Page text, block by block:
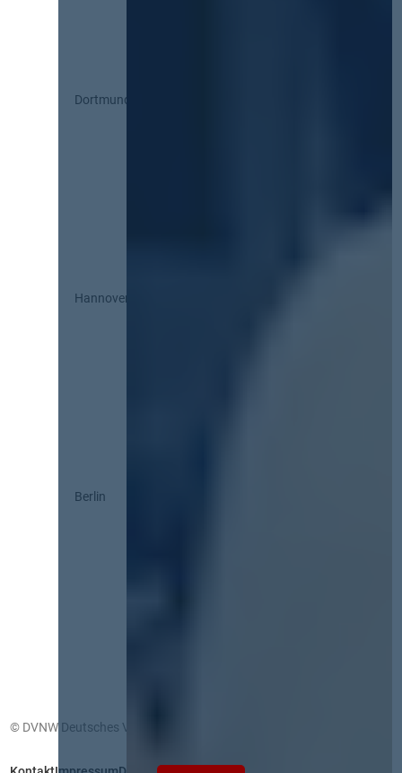
Dortmund
Hannover
Berlin
© DVNW Deutsches Vergabenetzwerk GmbH